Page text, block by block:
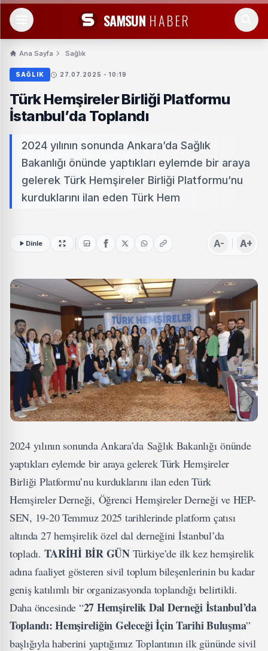
SAMSUN HABER
Ana Sayfa Sağlık
SAĞLIK 27.07.2025 - 10:19
Türk Hemşireler Birliği Platformu
İstanbul’da Toplandı
2024 yılının sonunda Ankara’da Sağlık
Bakanlığı önünde yaptıkları eylemde bir araya
gelerek Türk Hemşireler Birliği Platformu’nu
kurduklarını ilan eden Türk Hem
Dinle A- A+
2024 yılının sonunda Ankara’da Sağlık Bakanlığıönünde
yaptıkları eylemde bir araya gelerek Türk Hemşireler
Birliği Platformu’nu kurduklarını ilan eden Türk
Hemşireler Derneği, ÖğrenciHemşireler Derneği ve HEP-
SEN, 19-20 Temmuz 2025 tarihlerinde platform çatısı
altında 27 hemşirelik özel dal derneğini İstanbul’da
topladı. TARİHİ BİR GÜNTürkiye’de ilk kez hemşirelik
adına faaliyet gösteren sivil toplum bileşenlerinin bu kadar
geniş katılımlı bir organizasyonda toplandığı belirtildi.
Daha öncesinde “27 Hemşirelik Dal Derneği İstanbul’da
Toplandı: Hemşireliğin Geleceği İçin Tarihi Buluşma”
başlığıyla haberini yaptığımız Toplantının ilk gününde sivil